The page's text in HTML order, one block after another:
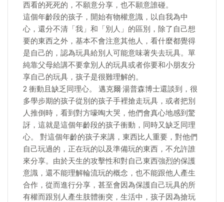
西看的死死的，不願意分享，也不願意誰碰。
這個年齡段的孩子，開始有物權意識，以自我為中
心，還分不清「我」和「別人」的區別，除了自己想
要的東西之外，基本不會注意其他人，看什麼都覺得
是自己的，認為玩具給別人可能意味著失去玩具。單
純靠父母給講不要拿別人的玩具或者你要和小朋友分
享自己的玩具，孩子是很難理解的。
2 衝動且缺乏同理心。 邁克爾·湯普森博士還談到，很
多學步期的孩子從別的孩子手裡搶走玩具，或者把別
人推倒時，看到對方嚎啕大哭，他們會真心地感到驚
訝，這就是這個年齡段的孩子衝動，同時又缺乏同理
心。 對這個年齡的孩子來講，東西比人重要，對他們
自己玩過的，正在玩的以及準備玩的東西，不允許誰
來分享。由於天生的攻擊性和對自己東西強烈的保護
意識，還不能理解輪流玩的概念，也不能跟他人產生
合作，從而進行分享，甚至會因為保護自己玩具的所
有權而跟別人產生肢體衝突，生活中，孩子因為搶玩